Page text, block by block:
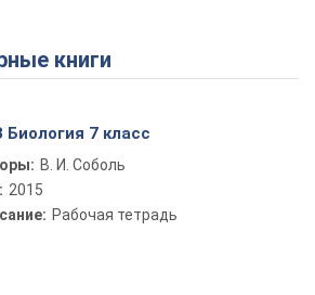
книги
Биология 7 класс
В. И. Соболь
2015
Рабочая тетрадь